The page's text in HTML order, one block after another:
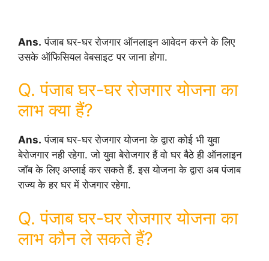
Ans. पंजाब घर-घर रोजगार ऑनलाइन आवेदन करने के लिए
उसके ऑफिसियल वेबसाइट पर जाना होगा.
Q. पंजाब घर-घर रोजगार योजना का
लाभ क्या हैं?
Ans. पंजाब घर-घर रोजगार योजना के द्वारा कोई भी युवा
बेरोजगार नही रहेगा. जो युवा बेरोजगार हैं वो घर बैठे ही ऑनलाइन
जॉब के लिए अप्लाई कर सकते हैं. इस योजना के द्वारा अब पंजाब
राज्य के हर घर में रोजगार रहेगा.
Q. पंजाब घर-घर रोजगार योजना का
लाभ कौन ले सकते हैं?